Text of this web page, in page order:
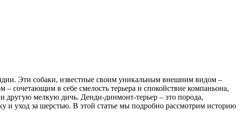
Эти собаки, известные своим уникальным внешним видом –
сочетающим в себе смелость терьера и спокойствие компаньона,
другую мелкую дичь. Денди-динмонт-терьер – это порода,
и уход за шерстью. В этой статье мы подробно рассмотрим историю